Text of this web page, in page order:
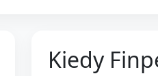
Kiedy